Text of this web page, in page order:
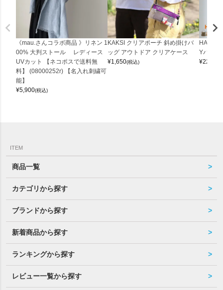
《mau.さんコラボ商品 》リネン 1
00% 大判ストール レディース
UVカット 【ネコポスで送料無
料】 (08000252r) 【名入れ刺繍可
能】
¥5,900(税込)
KAKSI クリアポーチ 斜め掛けバ
ッグ アウトドア クリアケース
¥1,650(税込)
Yバッグ
¥22,000
ITEM
商品一覧
カテゴリから探す
ブランドから探す
新着商品から探す
ランキングから探す
レビュー一覧から探す